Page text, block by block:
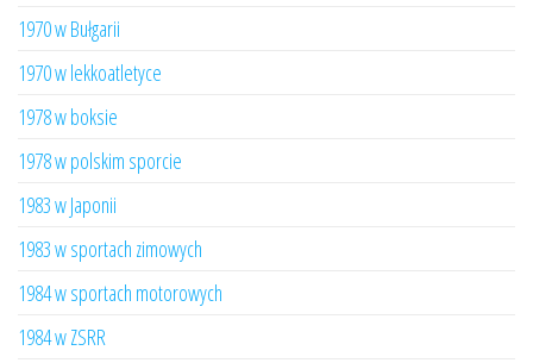
1970 w Bułgarii
1970 w lekkoatletyce
1978 w boksie
1978 w polskim sporcie
1983 w Japonii
1983 w sportach zimowych
1984 w sportach motorowych
1984 w ZSRR